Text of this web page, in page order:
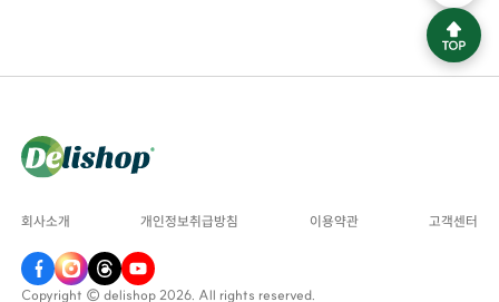
회사소개 개인정보취급방침 이용약관 고객센터
Copyright © delishop 2026. All rights reserved.